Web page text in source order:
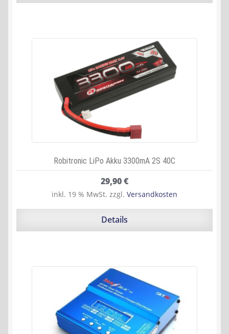
Robitronic LiPo Akku 3300mA 2S 40C
29,90€
inkl. 19 % MwSt. zzgl. Versandkosten
Details